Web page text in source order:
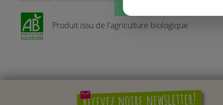
Produit issu de l'agriculture biologique
mail
Recevez notre newsletter!